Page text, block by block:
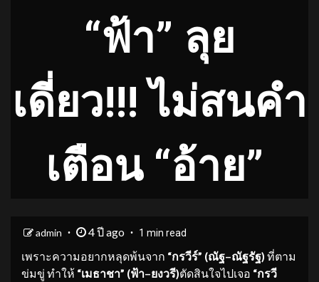
“ฟ้า” ลุย
เดี่ยว!!! ไม่สนคำ
เตือน“อ้าย”
admin 4 ปี ago 1 min read
เพราะความอยากหลุดพ้นจาก “กรวีร์” (ณัฐ–ณัฐรัฐ) ที่ตาม
ข่มขู่ ทำให้ “เมธาชา” (ฟ้า–ยงวรี)ตัดสินใจไปเจอ “กรวี